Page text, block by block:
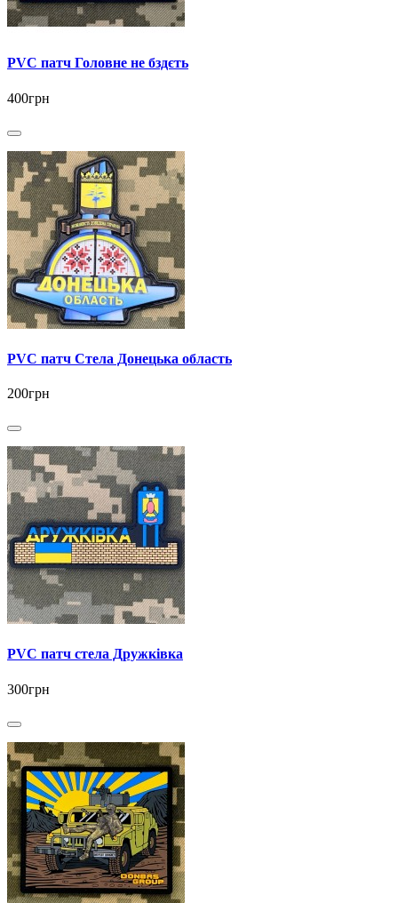
PVC патч Головне не бздєть
400грн
PVC патч Стела Донецька область
200грн
PVC патч стела Дружківка
300грн